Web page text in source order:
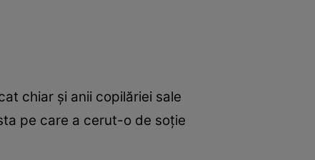
chiar și anii copilăriei sale
pe care a cerut-o de soție